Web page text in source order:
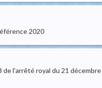
2020
l'arrêté royal du 21